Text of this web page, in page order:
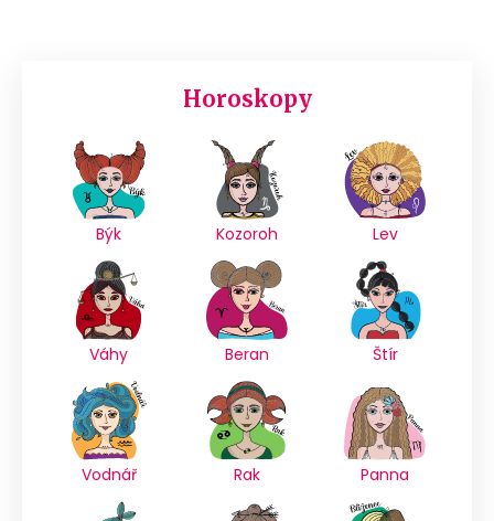
Horoskopy
Býk Kozoroh Lev
Váhy Beran Štír
Vodnář Rak Panna